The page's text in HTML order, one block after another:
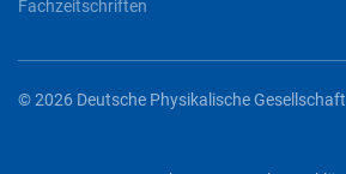
Fachzeitschriften
© 2026 Deutsche Physikalische Gesellschaft